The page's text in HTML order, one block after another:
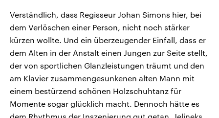
Verständlich, dass Regisseur Johan Simons hier, bei
dem Verlöschen einer Person, nicht noch stärker
kürzen wollte. Und ein überzeugender Einfall, dass er
dem Alten in der Anstalt einen Jungen zur Seite stellt,
der von sportlichen Glanzleistungen träumt und den
am Klavier zusammengesunkenen alten Mann mit
einem bestürzend schönen Holzschuhtanz für
Momente sogar glücklich macht. Dennoch hätte es